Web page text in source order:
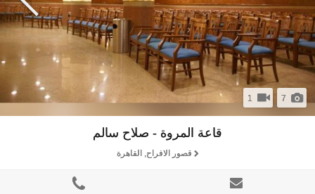
7
1
قاعة المروة - صلاح سالم
قصور الافراح, القاهرة